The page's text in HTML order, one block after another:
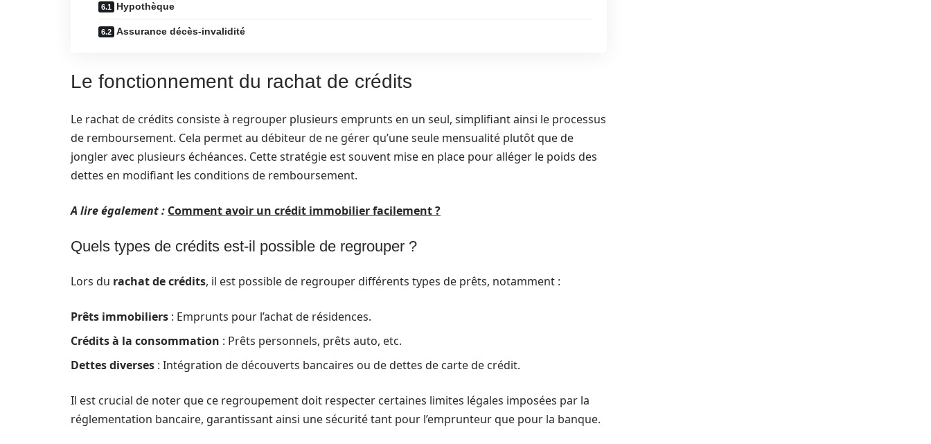
Hypothèque
Assurance décès-invalidité
Le fonctionnement du rachat de crédits
Le rachat de crédits consiste à regrouper plusieurs emprunts en un seul, simplifiant ainsi le processus
de remboursement. Cela permet au débiteur de ne gérer qu’une seule mensualité plutôt que de
jongler avec plusieurs échéances. Cette stratégie est souvent mise en place pour alléger le poids des
dettes en modifiant les conditions de remboursement.
A lire également : Comment avoir un crédit immobilier facilement ?
Quels types de crédits est-il possible de regrouper ?
Lors du rachat de crédits, il est possible de regrouper différents types de prêts, notamment :
Prêts immobiliers : Emprunts pour l’achat de résidences.
Crédits à la consommation : Prêts personnels, prêts auto, etc.
Dettes diverses : Intégration de découverts bancaires ou de dettes de carte de crédit.
Il est crucial de noter que ce regroupement doit respecter certaines limites légales imposées par la
réglementation bancaire, garantissant ainsi une sécurité tant pour l’emprunteur que pour la banque.